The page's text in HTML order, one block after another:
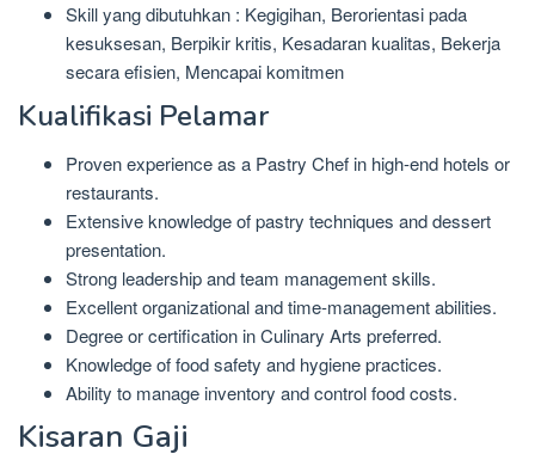
Skill yang dibutuhkan : Kegigihan, Berorientasi pada
kesuksesan, Berpikir kritis, Kesadaran kualitas, Bekerja
secara efisien, Mencapai komitmen
Kualifikasi Pelamar
Proven experience as a Pastry Chef in high-end hotels or
restaurants.
Extensive knowledge of pastry techniques and dessert
presentation.
Strong leadership and team management skills.
Excellent organizational and time-management abilities.
Degree or certification in Culinary Arts preferred.
Knowledge of food safety and hygiene practices.
Ability to manage inventory and control food costs.
Kisaran Gaji